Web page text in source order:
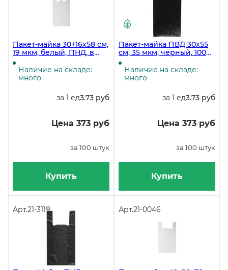
Пакет-майка 30+16х58 см,
19 мкм, белый, ПНД, в
коробке 2000 штук
Наличие на складе:
много
за 1 ед3.73 руб
Цена 373 руб
за 100 штук
Купить
Пакет-майка ПВД 30х55
см, 35 мкм, черный, 100
штук
Наличие на складе:
много
за 1 ед3.73 руб
Цена 373 руб
за 100 штук
Купить
Арт.21-3118 Арт.21-0046